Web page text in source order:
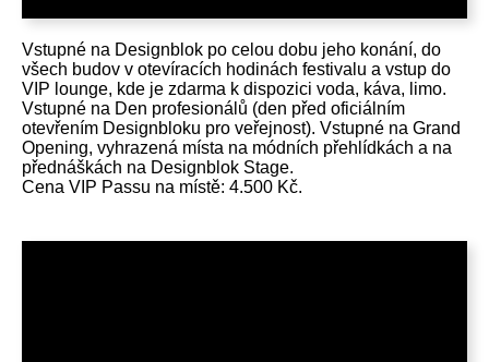
Vstupné na Designblok po celou dobu jeho konání, do
všech budov v otevíracích hodinách festivalu a vstup do
VIP lounge, kde je zdarma k dispozici voda, káva, limo.
Vstupné na Den profesionálů (den před oficiálním
otevřením Designbloku pro veřejnost). Vstupné na Grand
Opening, vyhrazená místa na módních přehlídkách a na
přednáškách na Designblok Stage.
Cena VIP Passu na místě: 4.500 Kč.